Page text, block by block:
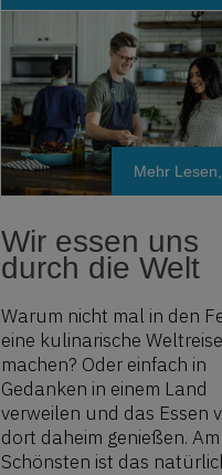
Mehr
Wir essen uns
durch die Welt
Warum nicht mal in den
eine kulinarische Weltreise
machen? Oder einfach in
Gedanken in einem Land
verweilen und das Essen
dort daheim genießen. Am
Schönsten ist das